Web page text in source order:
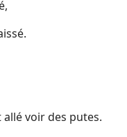
allé voir des putes.